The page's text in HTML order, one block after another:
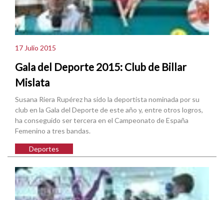
17 Julio 2015
Gala del Deporte 2015: Club de Billar
Mislata
Susana Riera Rupérez ha sido la deportista nominada por su
club en la Gala del Deporte de este año y, entre otros logros,
ha conseguido ser tercera en el Campeonato de España
Femenino a tres bandas.
Deportes